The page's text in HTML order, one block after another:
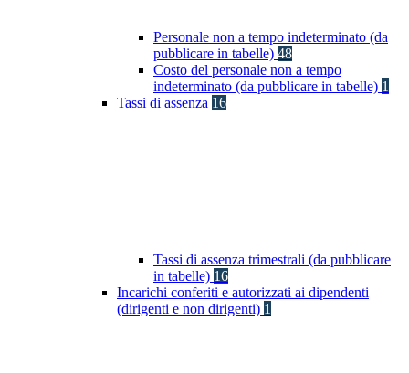
Personale non a tempo indeterminato (da
pubblicare in tabelle) 48
Costo del personale non a tempo
indeterminato (da pubblicare in tabelle) 1
Tassi di assenza 16
Tassi di assenza trimestrali (da pubblicare
in tabelle) 16
Incarichi conferiti e autorizzati ai dipendenti
(dirigenti e non dirigenti) 1